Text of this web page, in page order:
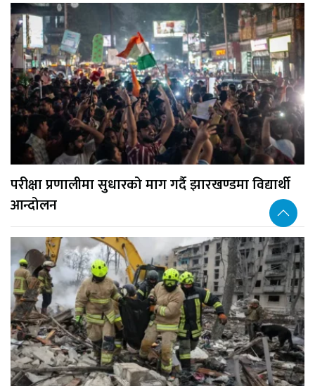
परीक्षा प्रणालीमा सुधारको माग गर्दै झारखण्डमा विद्यार्थी
आन्दोलन